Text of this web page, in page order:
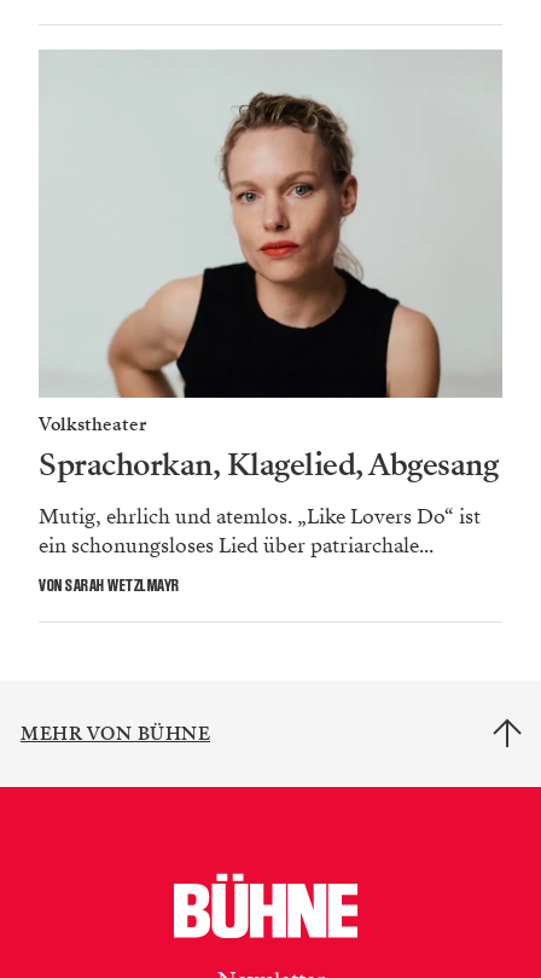
Volkstheater
Sprachorkan, Klagelied, Abgesang
Mutig, ehrlich und atemlos. „Like Lovers Do“ ist
ein schonungsloses Lied über patriarchale...
VON SARAH WETZLMAYR
MEHR VON BÜHNE